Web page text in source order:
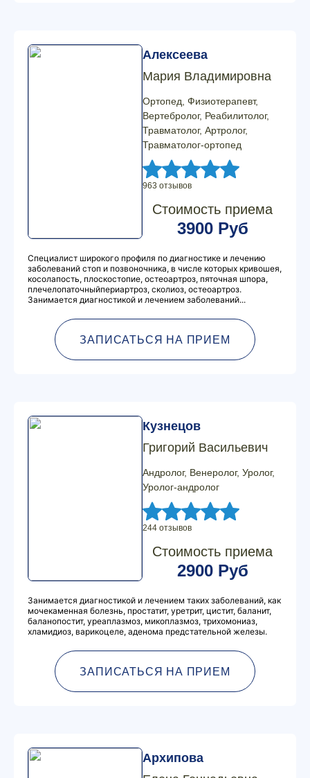
Алексеева
Мария Владимировна
Ортопед, Физиотерапевт,
Вертебролог, Реабилитолог,
Травматолог, Артролог,
Травматолог-ортопед
963 отзывов
Стоимость приема
3900 Руб
Специалист широкого профиля по диагностике и лечению
заболеваний стоп и позвоночника, в числе которых кривошея,
косолапость, плоскостопие, остеоартроз, пяточная шпора,
плечелопаточныйпериартроз, сколиоз, остеоартроз.
Занимается диагностикой и лечением заболеваний...
ЗАПИСАТЬСЯ НА ПРИЕМ
Кузнецов
Григорий Васильевич
Андролог, Венеролог, Уролог,
Уролог-андролог
244 отзывов
Стоимость приема
2900 Руб
Занимается диагностикой и лечением таких заболеваний, как
мочекаменная болезнь, простатит, уретрит, цистит, баланит,
баланопостит, уреаплазмоз, микоплазмоз, трихомониаз,
хламидиоз, варикоцеле, аденома предстательной железы.
ЗАПИСАТЬСЯ НА ПРИЕМ
Архипова